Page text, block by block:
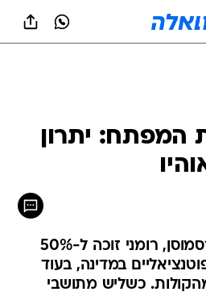
המפתח: יתרון
על פי סקר של מכון רסמוסן, רומני זוכה ל-50%
במדינה, בעוד
זוכה ל-48% מהקולות. כשליש מתושבי